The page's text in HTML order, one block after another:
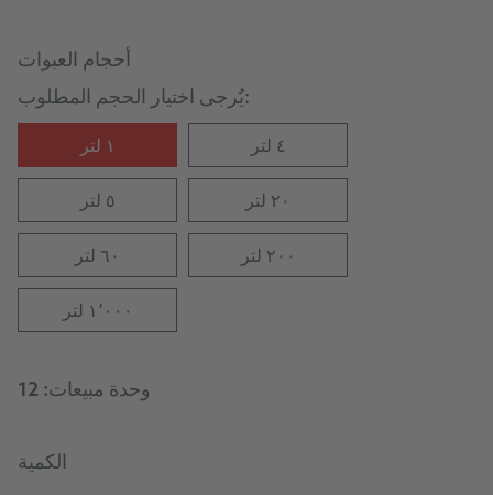
أحجام العبوات
يُرجى اختيار الحجم المطلوب:
١ لتر ٤ لتر
٥ لتر ٢٠ لتر
٦٠ لتر ٢٠٠ لتر
١٬٠٠٠ لتر
وحدة مبيعات: 12
الكمية